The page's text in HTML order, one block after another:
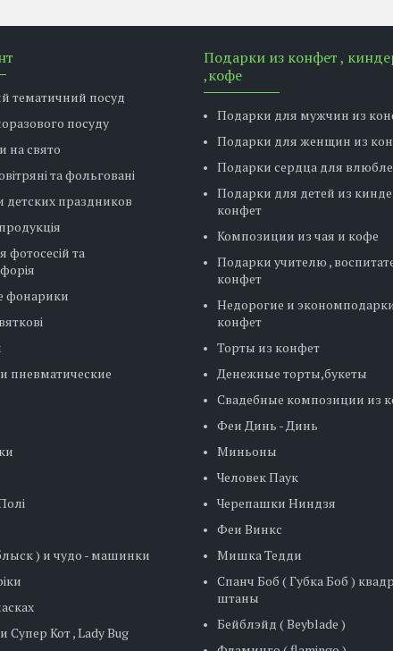
тематичний посуд
посуду
на свято
та фольговані
детских праздников
фотосесій та
фонарики
пневматические
) и чудо - машинки
Супер Кот , Lady Bug
Подарки из конфет ,
,кофе
Подарки для мужчин из
Подарки для женщин из
Подарки сердца для
Подарки для детей из
конфет
Композиции из чая и кофе
Подарки учителю ,
конфет
Недорогие и
конфет
Торты из конфет
Денежные торты,букеты
Свадебные композиции из
Феи Динь - Динь
Миньоны
Человек Паук
Черепашки Ниндзя
Феи Винкс
Мишка Тедди
Спанч Боб ( Губка Боб )
штаны
Бейблэйд ( Beyblade )